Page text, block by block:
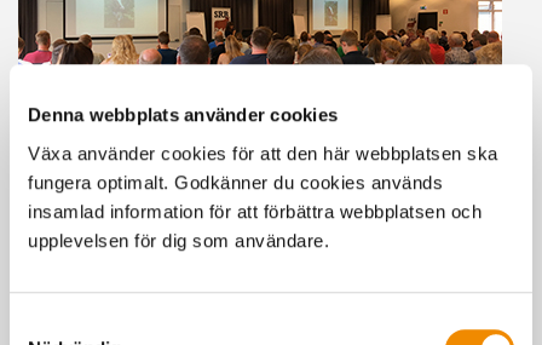
Denna webbplats använder cookies
Växa använder cookies för att den här webbplatsen ska
fungera optimalt. Godkänner du cookies används
insamlad information för att förbättra webbplatsen och
upplevelsen för dig som användare.